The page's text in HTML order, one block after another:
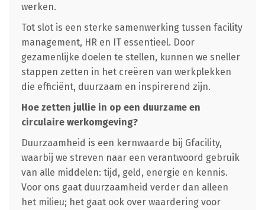
werken.
Tot slot is een sterke samenwerking tussen facility
management, HR en IT essentieel. Door
gezamenlijke doelen te stellen, kunnen we sneller
stappen zetten in het creëren van werkplekken
die efficiënt, duurzaam en inspirerend zijn.
Hoe zetten jullie in op een duurzame en
circulaire werkomgeving?
Duurzaamheid is een kernwaarde bij Gfacility,
waarbij we streven naar een verantwoord gebruik
van alle middelen: tijd, geld, energie en kennis.
Voor ons gaat duurzaamheid verder dan alleen
het milieu; het gaat ook over waardering voor